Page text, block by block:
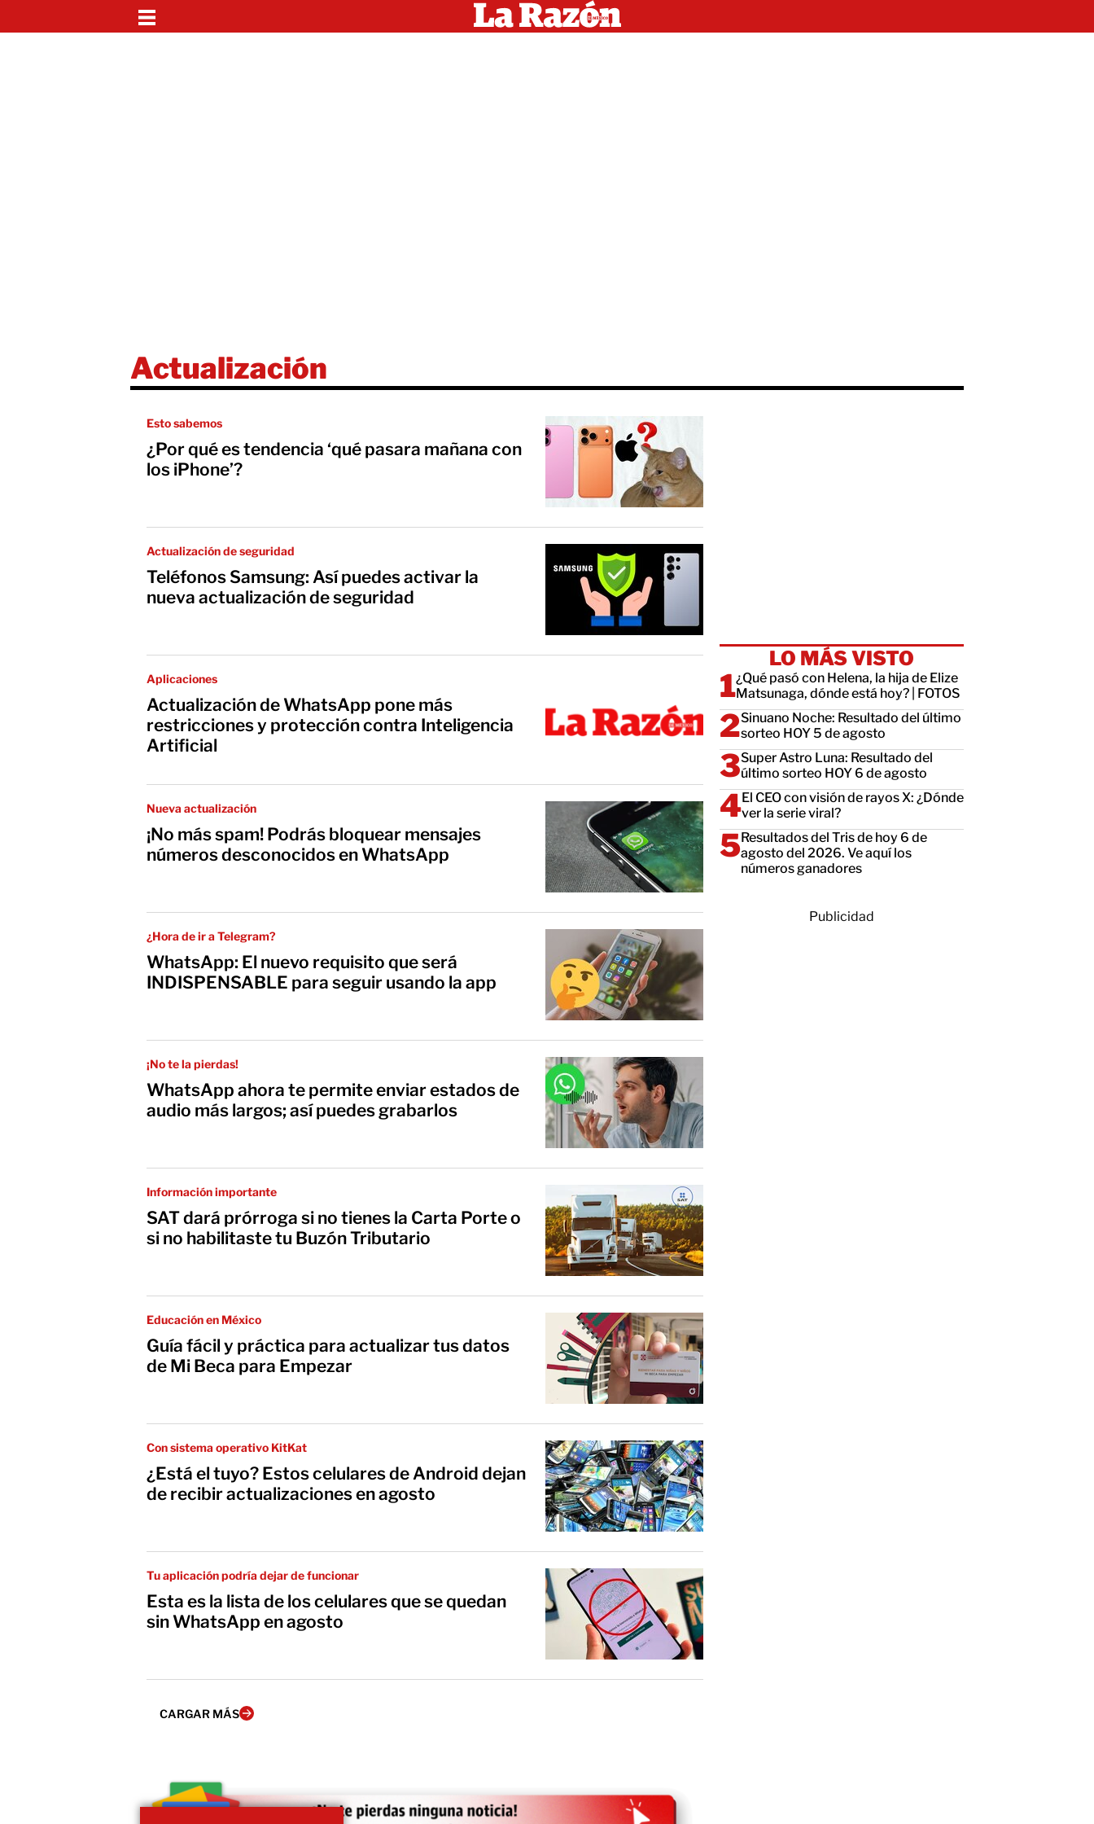
Actualización
Esto sabemos
¿Por qué es tendencia ‘qué pasara mañana con
los iPhone’?
Actualización de seguridad
Teléfonos Samsung: Así puedes activar la
nueva actualización de seguridad
Aplicaciones
Actualización de WhatsApp pone más
restricciones y protección contra Inteligencia
Artificial
Nueva actualización
¡No más spam! Podrás bloquear mensajes
números desconocidos en WhatsApp
¿Hora de ir a Telegram?
WhatsApp: El nuevo requisito que será
INDISPENSABLE para seguir usando la app
¡No te la pierdas!
WhatsApp ahora te permite enviar estados de
audio más largos; así puedes grabarlos
Información importante
SAT dará prórroga si no tienes la Carta Porte o
si no habilitaste tu Buzón Tributario
Educación en México
Guía fácil y práctica para actualizar tus datos
de Mi Beca para Empezar
Con sistema operativo KitKat
¿Está el tuyo? Estos celulares de Android dejan
de recibir actualizaciones en agosto
Tu aplicación podría dejar de funcionar
Esta es la lista de los celulares que se quedan
sin WhatsApp en agosto
CARGAR MÁS
LO MÁS VISTO
¿Qué pasó con Helena, la hija de Elize
Matsunaga, dónde está hoy? | FOTOS
Sinuano Noche: Resultado del último
sorteo HOY 5 de agosto
Super Astro Luna: Resultado del
último sorteo HOY 6 de agosto
El CEO con visión de rayos X: ¿Dónde
ver la serie viral?
Resultados del Tris de hoy 6 de
agosto del 2026. Ve aquí los
números ganadores
Publicidad